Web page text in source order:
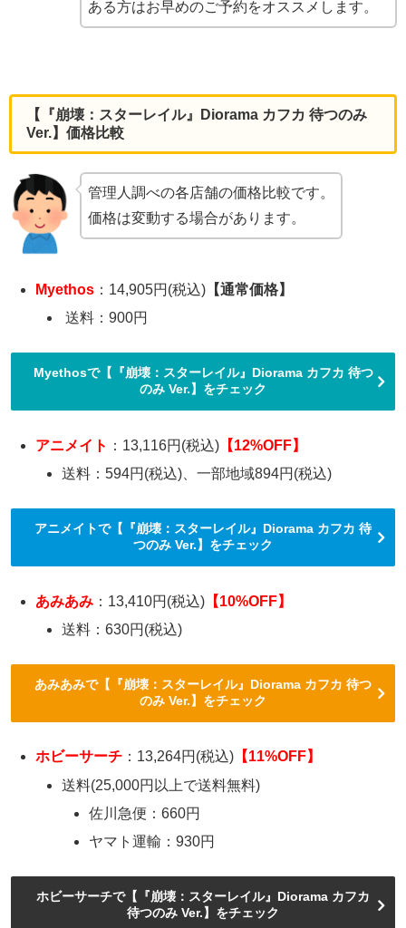
ある方はお早めのご予約をオススメします。
【『崩壊：スターレイル』Diorama カフカ 待つのみ
Ver.】価格比較
管理人調べの各店舗の価格比較です。
価格は変動する場合があります。
Myethos ：14,905円(税込) 【通常価格】
送料：900円
Myethosで【『崩壊：スターレイル』Diorama カフカ 待つ
のみ Ver.】をチェック
アニメイト ：13,116円(税込) 【12%OFF】
送料：594円(税込)、一部地域894円(税込)
アニメイトで【『崩壊：スターレイル』Diorama カフカ 待
つのみ Ver.】をチェック
あみあみ ：13,410円(税込) 【10%OFF】
送料：630円(税込)
あみあみで【『崩壊：スターレイル』Diorama カフカ 待つ
のみ Ver.】をチェック
ホビーサーチ ：13,264円(税込) 【11%OFF】
送料(25,000円以上で送料無料)
佐川急便：660円
ヤマト運輸：930円
ホビーサーチで【『崩壊：スターレイル』Diorama カフカ
待つのみ Ver.】をチェック